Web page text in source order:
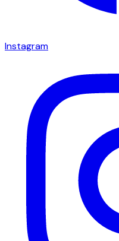
Instagram